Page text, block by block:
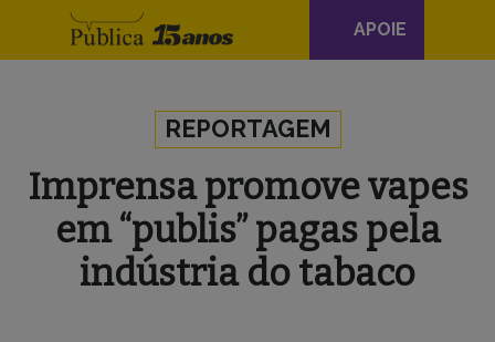
Navegação
principal
APOIE
REPORTAGEM
Imprensa promove vapes
em “publis” pagas pela
indústria do tabaco